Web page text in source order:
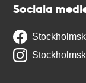
Sociala